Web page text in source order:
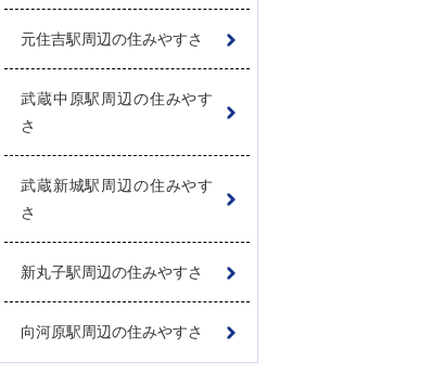
元住吉駅周辺の住みやすさ
武蔵中原駅周辺の住みやす
さ
武蔵新城駅周辺の住みやす
さ
新丸子駅周辺の住みやすさ
向河原駅周辺の住みやすさ